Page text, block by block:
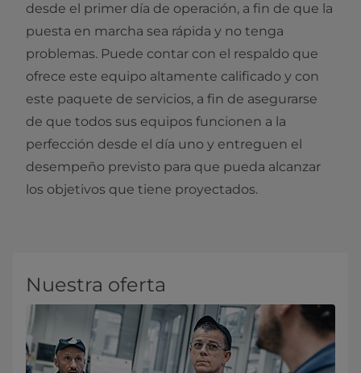
desde el primer día de operación, a fin de que la
puesta en marcha sea rápida y no tenga
problemas. Puede contar con el respaldo que
ofrece este equipo altamente calificado y con
este paquete de servicios, a fin de asegurarse
de que todos sus equipos funcionen a la
perfección desde el día uno y entreguen el
desempeño previsto para que pueda alcanzar
los objetivos que tiene proyectados.
Nuestra oferta